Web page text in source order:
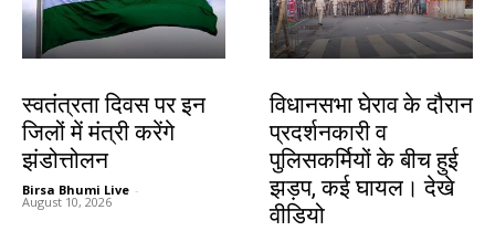
स्वतंत्रता दिवस पर इन
जिलों में मंत्री करेंगे
झंडोत्तोलन
Birsa Bhumi Live -
August 10, 2026
विधानसभा घेराव के दौरान
प्रदर्शनकारी व
पुलिसकर्मियों के बीच हुई
झड़प, कई घायल। देखे
वीडियो